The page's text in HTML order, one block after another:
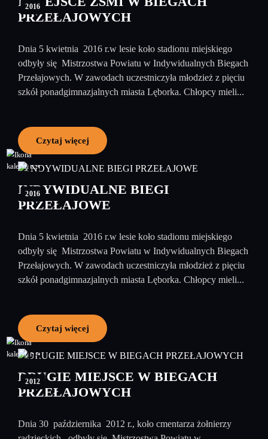
2016
PRZEŁAJOWYCH
Dnia 5 kwietnia 2016 r.w lesie koło stadionu miejskiego
odbyły się Mistrzostwa Powiatu w Indywidualnych Biegach
Przełajowych. W zawodach uczestniczyła młodzież z pięciu
szkół ponadgimnazjalnych miasta Lęborka. Chłopcy mieli...
Czytaj więcej
15
2016
INDYWIDUALNE BIEGI
PRZEŁAJOWE
Dnia 5 kwietnia 2016 r.w lesie koło stadionu miejskiego
odbyły się Mistrzostwa Powiatu w Indywidualnych Biegach
Przełajowych. W zawodach uczestniczyła młodzież z pięciu
szkół ponadgimnazjalnych miasta Lęborka. Chłopcy mieli...
Czytaj więcej
16
2012
DRUGIE MIEJSCE W BIEGACH
PRZEŁAJOWYCH
Dnia 30 października 2012 r., koło cmentarza żołnierzy